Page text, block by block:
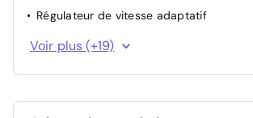
Jantes alliage 16 pouces à branches en Y
Régulateur de vitesse adaptatif
Assistant de conduite intelligent
Voir plus (+19)